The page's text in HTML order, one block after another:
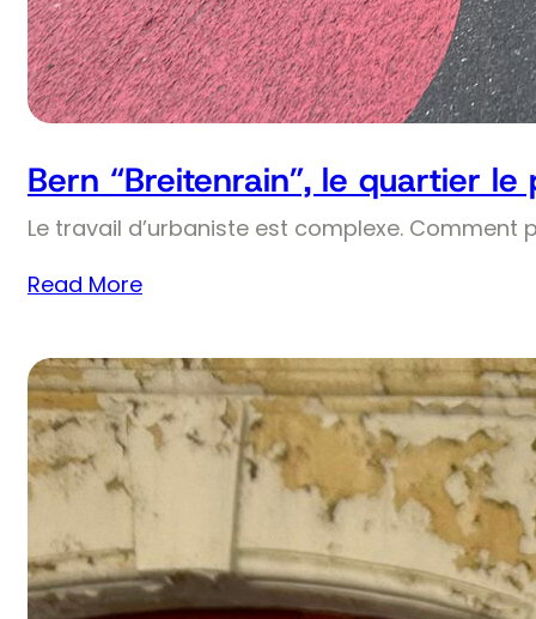
Bern “Breitenrain”, le quartier
Le travail d’urbaniste est complexe. Comment
Read More